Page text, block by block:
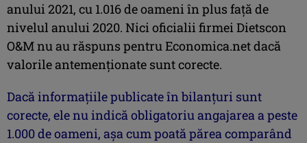
anului 2021, cu 1.016 de oameni în plus faţă de
nivelul anului 2020. Nici oficialii firmei Dietscon
O&M nu au răspuns pentru Economica.net dacă
valorile antemenţionate sunt corecte.
Dacă informaţiile publicate în bilanţuri sunt
corecte, ele nu indică obligatoriu angajarea a peste
1.000 de oameni, aşa cum poată părea comparând